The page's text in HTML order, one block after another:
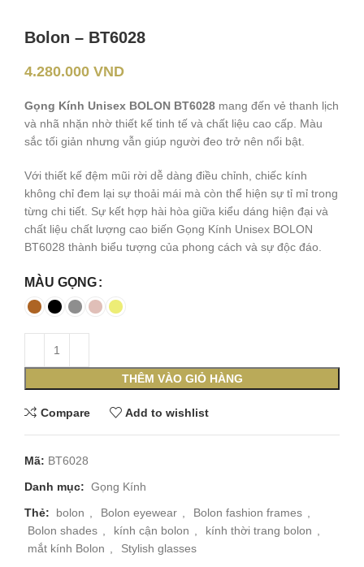
Bolon – BT6028
4.280.000 VND
Gọng Kính Unisex BOLON BT6028 mang đến vẻ thanh lịch
và nhã nhặn nhờ thiết kế tinh tế và chất liệu cao cấp. Màu
sắc tối giản nhưng vẫn giúp người đeo trở nên nổi bật.
Với thiết kế đệm mũi rời dễ dàng điều chỉnh, chiếc kính
không chỉ đem lại sự thoải mái mà còn thể hiện sự tỉ mỉ trong
từng chi tiết. Sự kết hợp hài hòa giữa kiểu dáng hiện đại và
chất liệu chất lượng cao biến Gọng Kính Unisex BOLON
BT6028 thành biểu tượng của phong cách và sự độc đáo.
MÀU GỌNG
THÊM VÀO GIỎ HÀNG
Compare Add to wishlist
Mã: BT6028
Danh mục: Gọng Kính
Thẻ:
bolon , Bolon eyewear , Bolon fashion frames ,
Bolon shades , kính cận bolon , kính thời trang bolon ,
mắt kính Bolon ,
Stylish glasses